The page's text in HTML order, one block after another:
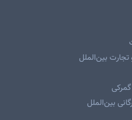
تجارت بین‌الملل
بین‌الملل